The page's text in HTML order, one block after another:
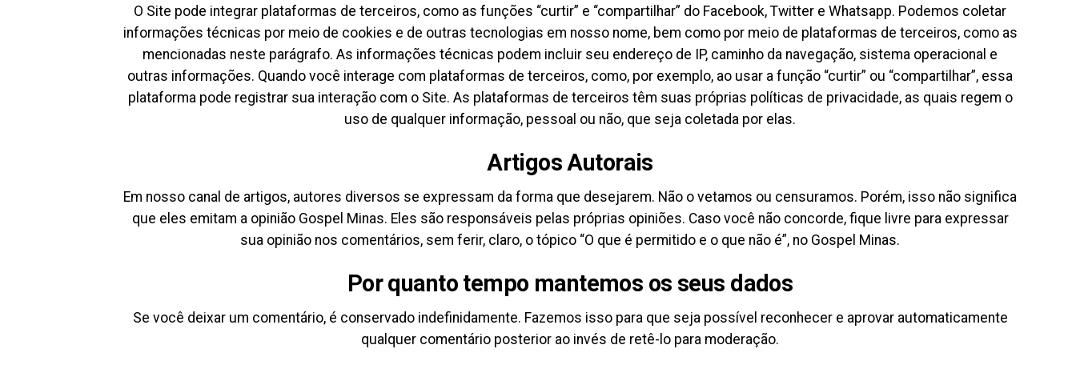
O Site pode integrar plataformas de terceiros, como as funções “curtir” e “compartilhar” do Facebook, Twitter e Whatsapp. Podemos coletar
informações técnicas por meio de cookies e de outras tecnologias em nosso nome, bem como por meio de plataformas de terceiros, como as
mencionadas neste parágrafo. As informações técnicas podem incluir seu endereço de IP, caminho da navegação, sistema operacional e
outras informações. Quando você interage com plataformas de terceiros, como, por exemplo, ao usar a função “curtir” ou “compartilhar”, essa
plataforma pode registrar sua interação com o Site. As plataformas de terceiros têm suas próprias políticas de privacidade, as quais regem o
uso de qualquer informação, pessoal ou não, que seja coletada por elas.
Artigos Autorais
Em nosso canal de artigos, autores diversos se expressam da forma que desejarem. Não o vetamos ou censuramos. Porém, isso não significa
que eles emitam a opinião Gospel Minas. Eles são responsáveis pelas próprias opiniões. Caso você não concorde, fique livre para expressar
sua opinião nos comentários, sem ferir, claro, o tópico “O que é permitido e o que não é”, no Gospel Minas.
Por quanto tempo mantemos os seus dados
Se você deixar um comentário, é conservado indefinidamente. Fazemos isso para que seja possível reconhecer e aprovar automaticamente
qualquer comentário posterior ao invés de retê-lo para moderação.